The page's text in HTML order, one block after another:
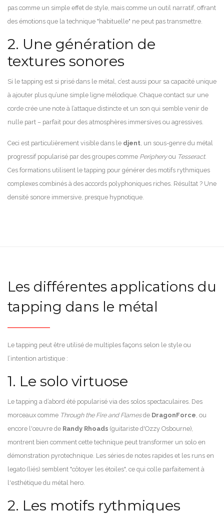
pas comme un simple effet de style, mais comme un outil narratif, offrant
des émotions que la technique "habituelle" ne peut pas transmettre.
2. Une génération de
textures sonores
Si le tapping est si prisé dans le métal, c’est aussi pour sa capacité unique
à ajouter plus qu’une simple ligne mélodique. Chaque contact sur une
corde crée une note à l’attaque distincte et un son qui semble venir de
nulle part – parfait pour des atmosphères immersives ou agressives.
Ceci est particulièrement visible dans le djent , un sous-genre du métal
progressif popularisé par des groupes comme Peripheryou Tesseract.
Ces formations utilisent le tapping pour générer des motifs rythmiques
complexes combinés à des accords polyphoniques riches. Résultat ? Une
densité sonore immersive, presque hypnotique.
Les différentes applications du
tapping dans le métal
Le tapping peut être utilisé de multiples façons selon le style ou
l’intention artistique :
1. Le solo virtuose
Le tapping a d’abord été popularisé via des solos spectaculaires. Des
morceaux comme Through the Fire and Flamesde DragonForce , ou
encore l'œuvre de Randy Rhoads (guitariste d'Ozzy Osbourne),
montrent bien comment cette technique peut transformer un solo en
démonstration pyrotechnique. Les séries de notes rapides et les runs en
legato (liés) semblent "côtoyer les étoiles", ce qui colle parfaitement à
l'esthétique du métal hero.
2. Les motifs rythmiques